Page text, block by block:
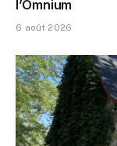
l’Omnium
6 août 2026